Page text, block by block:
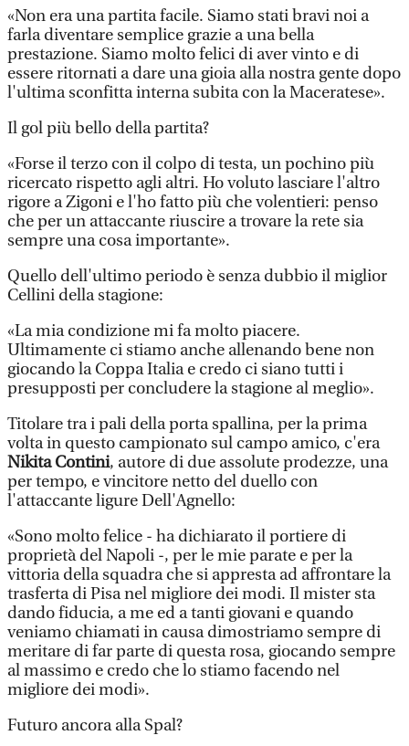
«Non era una partita facile. Siamo stati bravi noi a
farla diventare semplice grazie a una bella
prestazione. Siamo molto felici di aver vinto e di
essere ritornati a dare una gioia alla nostra gente dopo
l'ultima sconfitta interna subita con la Maceratese».
Il gol più bello della partita?
«Forse il terzo con il colpo di testa, un pochino più
ricercato rispetto agli altri. Ho voluto lasciare l'altro
rigore a Zigoni e l'ho fatto più che volentieri: penso
che per un attaccante riuscire a trovare la rete sia
sempre una cosa importante».
Quello dell'ultimo periodo è senza dubbio il miglior
Cellini della stagione:
«La mia condizione mi fa molto piacere.
Ultimamente ci stiamo anche allenando bene non
giocando la Coppa Italia e credo ci siano tutti i
presupposti per concludere la stagione al meglio».
Titolare tra i pali della porta spallina, per la prima
volta in questo campionato sul campo amico, c'era
Nikita Contini, autore di due assolute prodezze, una
per tempo, e vincitore netto del duello con
l'attaccante ligure Dell'Agnello:
«Sono molto felice - ha dichiarato il portiere di
proprietà del Napoli -, per le mie parate e per la
vittoria della squadra che si appresta ad affrontare la
trasferta di Pisa nel migliore dei modi. Il mister sta
dando fiducia, a me ed a tanti giovani e quando
veniamo chiamati in causa dimostriamo sempre di
meritare di far parte di questa rosa, giocando sempre
al massimo e credo che lo stiamo facendo nel
migliore dei modi».
Futuro ancora alla Spal?